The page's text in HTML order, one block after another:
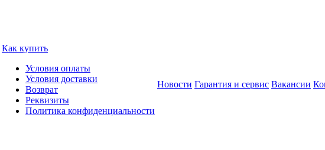
Как купить
Условия оплаты
Условия доставки
Возврат
Реквизиты
Политика конфиденциальности
Новости Гарантия и сервис Вакансии